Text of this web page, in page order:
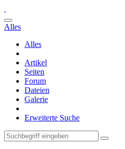
Alles
Alles
Artikel
Seiten
Forum
Dateien
Galerie
Erweiterte Suche